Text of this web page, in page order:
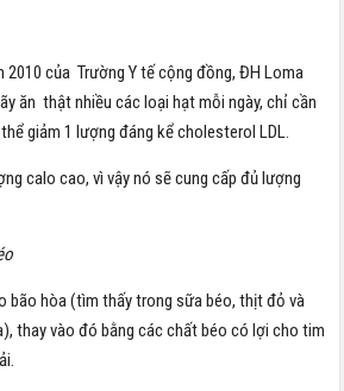
2010 của Trường Y tế cộng đồng, ĐH Loma
ăn thật nhiều các loại hạt mỗi ngày, chỉ cần
giảm 1 lượng đáng kể cholesterol LDL.
calo cao, vì vậy nó sẽ cung cấp đủ lượng
bão hòa (tìm thấy trong sữa béo, thịt đỏ và
thay vào đó bằng các chất béo có lợi cho tim